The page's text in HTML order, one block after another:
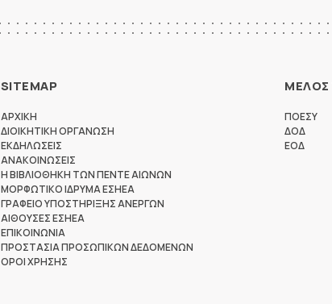
SITEMAP
ΑΡΧΙΚΗ
ΔΙΟΙΚΗΤΙΚΗ ΟΡΓΑΝΩΣΗ
ΕΚΔΗΛΩΣΕΙΣ
ΑΝΑΚΟΙΝΩΣΕΙΣ
Η ΒΙΒΛΙΟΘΗΚΗ ΤΩΝ ΠΕΝΤΕ ΑΙΩΝΩΝ
ΜΟΡΦΩΤΙΚΟ ΙΔΡΥΜΑ ΕΣΗΕΑ
ΓΡΑΦΕΙΟ ΥΠΟΣΤΗΡΙΞΗΣ ΑΝΕΡΓΩΝ
ΑΙΘΟΥΣΕΣ ΕΣΗΕΑ
ΕΠΙΚΟΙΝΩΝΙΑ
ΠΡΟΣΤΑΣΙΑ ΠΡΟΣΩΠΙΚΩΝ ΔΕΔΟΜΕΝΩΝ
ΟΡΟΙ ΧΡΗΣΗΣ
ΠΟΕΣΥ
ΔΟΔ
ΕΟΔ